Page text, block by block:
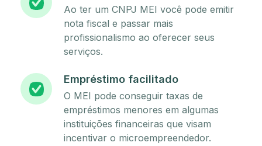
Ao ter um CNPJ MEI você pode emitir
nota fiscal e passar mais
profissionalismo ao oferecer seus
serviços.
Empréstimo facilitado
O MEI pode conseguir taxas de
empréstimos menores em algumas
instituições financeiras que visam
incentivar o microempreendedor.